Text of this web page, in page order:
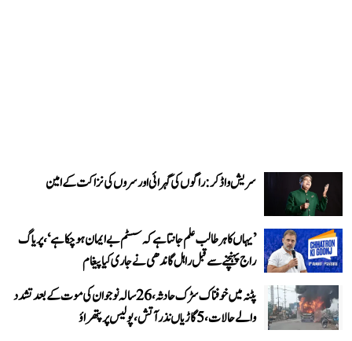
سریش واڈکر: راگوں کی گہرائی اور سروں کی نزاکت کے امین
’یہاں کا ہر طالب علم جانتا ہے کہ سسٹم بے ایمان ہو چکا ہے‘، پریاگ
راج پہنچنے سے قبل راہل گاندھی نے جاری کیا پیغام
پٹنہ میں خوفناک سڑک حادثہ، 26 سالہ نوجوان کی موت کے بعد تشدد
والے حالات، 5 گاڑیاں نذر آتش، پولیس پر پتھراؤ